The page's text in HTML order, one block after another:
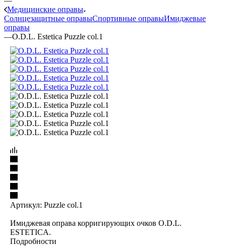
Медицинские оправы
Солнцезащитные оправыСпортивные оправыИмиджевые
оправы
—O.D.L. Estetica Puzzle col.1
Артикул: Puzzle col.1
Имиджевая оправа корригирующих очков O.D.L.
ESTETICA.
Подробности